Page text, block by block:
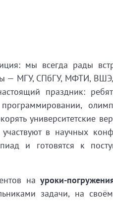
мы всегда рады
— МГУ, СПбГУ, МФТИ,
праздник:
университетские
в научных
и готовятся к
науроки-
задачи, на